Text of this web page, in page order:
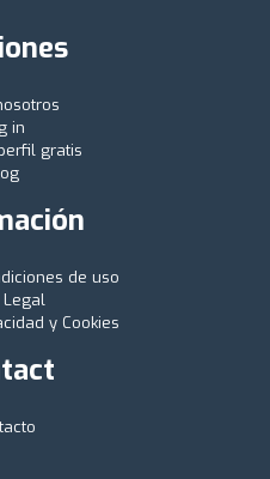
in
gratis
de uso
Legal
y Cookies